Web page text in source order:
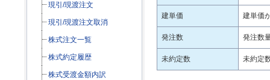
現引/現渡注文
現引/現渡注文取消
株式注文一覧
株式約定履歴
株式受渡金額内訳
建単価 建単価
発注数 発注数
未約定数 未約定